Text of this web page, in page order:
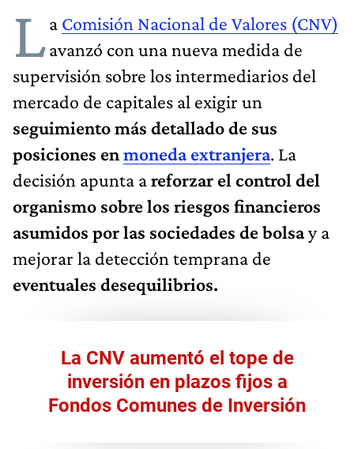
La Comisión Nacional de Valores (CNV)
avanzó con una nueva medida de
supervisión sobre los intermediarios del
mercado de capitales al exigir un
seguimiento más detallado de sus
posiciones enmoneda extranjera. La
decisión apunta areforzar el control del
organismo sobre los riesgos financieros
asumidos por las sociedades de bolsay a
mejorar la detección temprana de
eventuales desequilibrios.
La CNV aumentó el tope de
inversión en plazos fijos a
Fondos Comunes de Inversión